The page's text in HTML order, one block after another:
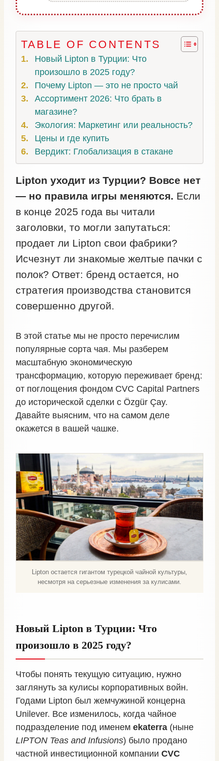
TABLE OF CONTENTS
Новый Lipton в Турции: Что
произошло в 2025 году?
Почему Lipton — это не просто чай
Ассортимент 2026: Что брать в
магазине?
Экология: Маркетинг или реальность?
Цены и где купить
Вердикт: Глобализация в стакане
Lipton уходит из Турции? Вовсе нет
— но правила игры меняются. Если
в конце 2025 года вы читали
заголовки, то могли запутаться:
продает ли Lipton свои фабрики?
Исчезнут ли знакомые желтые пачки с
полок? Ответ: бренд остается, но
стратегия производства становится
совершенно другой.
В этой статье мы не просто перечислим
популярные сорта чая. Мы разберем
масштабную экономическую
трансформацию, которую переживает бренд:
от поглощения фондом CVC Capital Partners
до исторической сделки с Özgür Çay.
Давайте выясним, что на самом деле
окажется в вашей чашке.
Lipton остается гигантом турецкой чайной культуры,
несмотря на серьезные изменения за кулисами.
Новый Lipton в Турции: Что
произошло в 2025 году?
Чтобы понять текущую ситуацию, нужно
заглянуть за кулисы корпоративных войн.
Годами Lipton был жемчужиной концерна
Unilever. Все изменилось, когда чайное
подразделение под именем ekaterra (ныне
LIPTON Teas and Infusions) было продано
частной инвестиционной компании CVC